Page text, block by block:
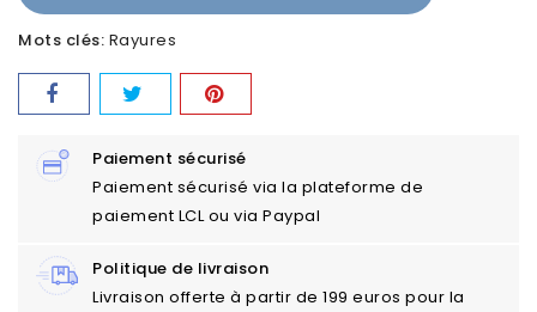
Mots clés: Rayures
Paiement sécurisé
Paiement sécurisé via la plateforme de
paiement LCL ou via Paypal
Politique de livraison
Livraison offerte à partir de 199 euros pour la